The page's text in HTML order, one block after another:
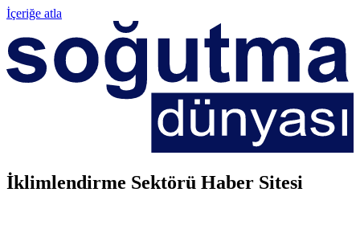
İçeriğe atla
İklimlendirme Sektörü Haber Sitesi